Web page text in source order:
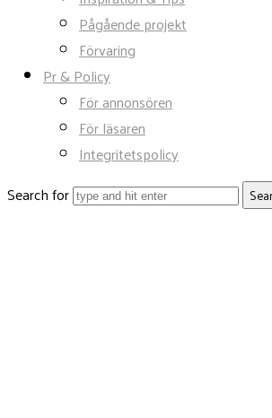
Pågående projekt
Förvaring
Pr & Policy
För annonsören
För läsaren
Integritetspolicy
Search for